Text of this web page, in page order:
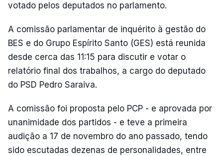
votado pelos deputados no parlamento.
A comissão parlamentar de inquérito à gestão do
BES e do Grupo Espírito Santo (GES) está reunida
desde cerca das 11:15 para discutir e votar o
relatório final dos trabalhos, a cargo do deputado
do PSD Pedro Saraiva.
A comissão foi proposta pelo PCP - e aprovada por
unanimidade dos partidos - e teve a primeira
audição a 17 de novembro do ano passado, tendo
sido escutadas dezenas de personalidades, entre